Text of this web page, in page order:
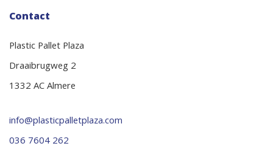
Contact
Plastic Pallet Plaza
Draaibrugweg 2
1332 AC Almere
info@plasticpalletplaza.com
036 7604 262